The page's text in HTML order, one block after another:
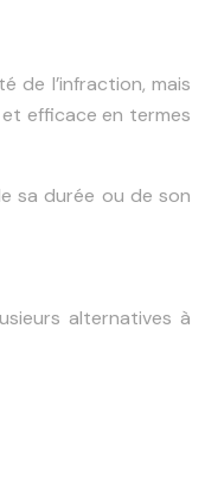
de l’infraction, mais
efficace en termes
sa durée ou de son
alternatives à